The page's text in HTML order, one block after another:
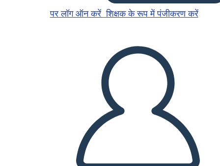
पर लॉग ऑन करें शिक्षक के रूप में पंजीकरण करें